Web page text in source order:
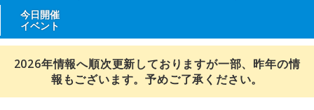
今日開催
イベント
2026年情報へ順次更新しておりますが一部、昨年の情
報もございます。予めご了承ください。